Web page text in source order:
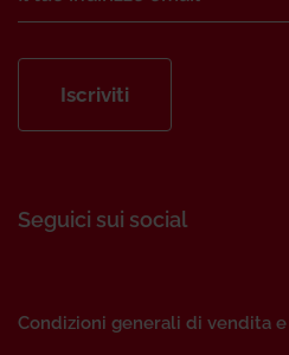
Iscriviti
Seguici sui social
Condizioni generali di vendita